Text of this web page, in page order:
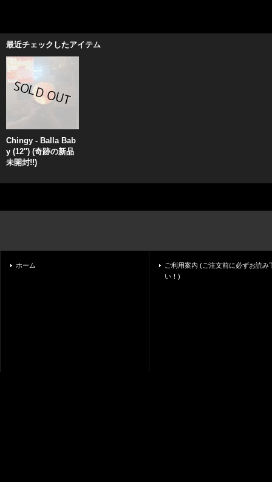
最近チェックしたアイテム
Chingy - Balla Bab
y (12'') (奇跡の新品
未開封!!)
ホーム
ご利用案内 (ご注文前に必ずお読み
い！)